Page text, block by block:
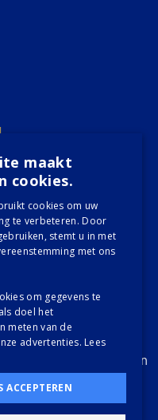
De
Waardestijgingen
voor de toekomst.
maakt
cookies.
cookies om uw
te verbeteren. Door
stemt u in met
met ons
om gegevens te
doel het
meten van de
advertenties.Lees
ACCEPTEREN